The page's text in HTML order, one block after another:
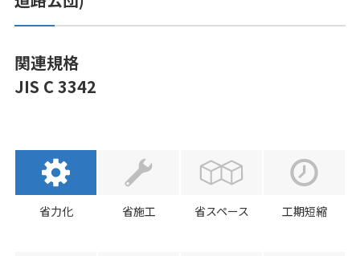
関連規格
JIS C 3342
省力化 省施工 省スペース 工期短縮